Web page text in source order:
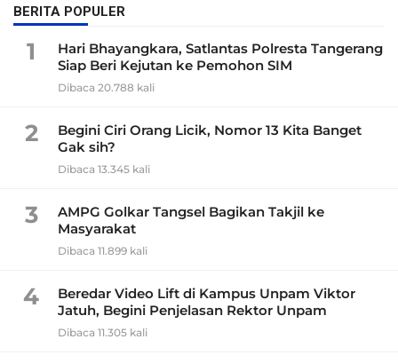
BERITA POPULER
1
Hari Bhayangkara, Satlantas Polresta Tangerang
Siap Beri Kejutan ke Pemohon SIM
Dibaca 20.788 kali
2
Begini Ciri Orang Licik, Nomor 13 Kita Banget
Gak sih?
Dibaca 13.345 kali
3
AMPG Golkar Tangsel Bagikan Takjil ke
Masyarakat
Dibaca 11.899 kali
4
Beredar Video Lift di Kampus Unpam Viktor
Jatuh, Begini Penjelasan Rektor Unpam
Dibaca 11.305 kali